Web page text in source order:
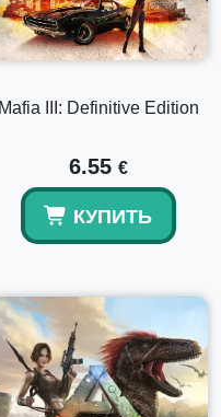
Mafia III: Definitive Edition
6.55 €
КУПИТЬ